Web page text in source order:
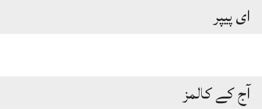
ای پیپر
آج کے کالمز